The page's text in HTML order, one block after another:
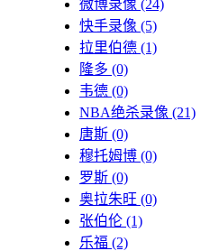
微博录像 (24)
快手录像 (5)
拉里伯德 (1)
隆多 (0)
韦德 (0)
NBA绝杀录像 (21)
唐斯 (0)
穆托姆博 (0)
罗斯 (0)
奥拉朱旺 (0)
张伯伦 (1)
乐福 (2)